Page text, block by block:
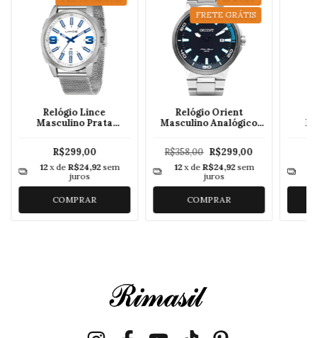
Relógio Lince
Masculino Prata
R$299,00
12 x deR$24,92 sem
juros
COMPRAR
FRETE GRÁTIS
Relógio Orient
Masculino Analógico
R$358,00 R$299,00
12 x deR$24,92 sem
juros
COMPRAR